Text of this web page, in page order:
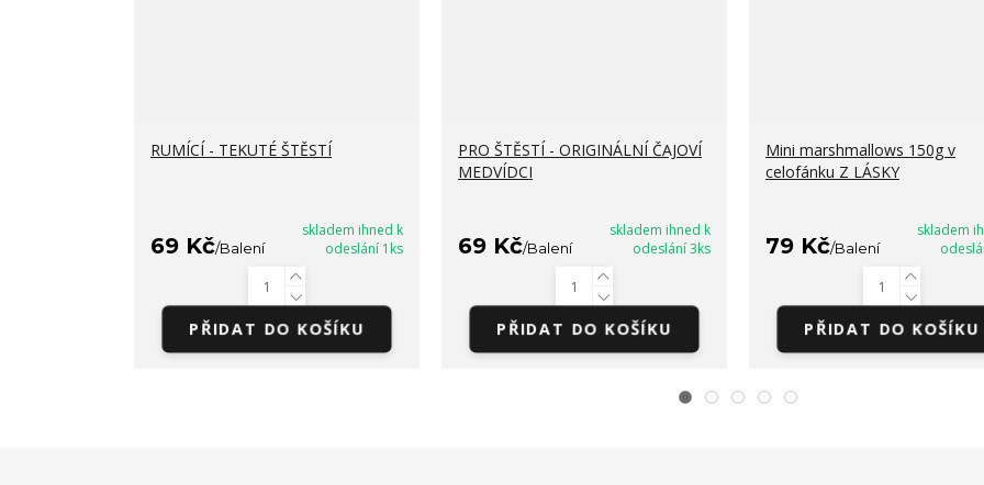
RUMÍCÍ - TEKUTÉ ŠTĚSTÍ
69 Kč/Balení
skladem ihned k
odeslání 1ks
PŘIDAT DO KOŠÍKU
PRO ŠTĚSTÍ - ORIGINÁLNÍ ČAJOVÍ
MEDVÍDCI
69 Kč/Balení
skladem ihned k
odeslání 3ks
PŘIDAT DO KOŠÍKU
Mini marshmallows 150g v
celofánku Z LÁSKY
79 Kč/Balení
skladem
PŘIDAT DO KOŠÍKU